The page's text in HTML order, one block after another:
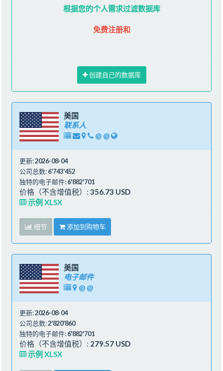
根据您的个人需求过滤数据库
免费注册和
创建自己的数据库
美国
联系人
@ @
更新:2026-08-04
公司总数:6'743'452
独特的电子邮件:6'882'701
价格（不含增值税）: 356.73 USD
示例 XLSX
细节 添加到购物车
美国
电子邮件
@ @
更新:2026-08-04
公司总数:2'820'860
独特的电子邮件:6'882'701
价格（不含增值税）: 279.57 USD
示例 XLSX